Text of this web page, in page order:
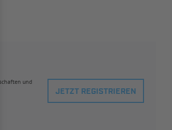
und
JETZT REGISTRIEREN